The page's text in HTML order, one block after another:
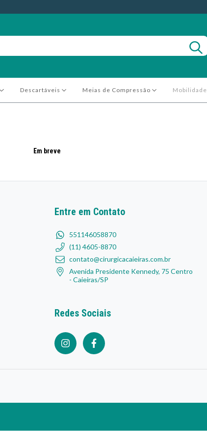
Descartáveis Meias de Compressão Mobilidade
Em breve
Entre em Contato
551146058870
(11) 4605-8870
contato@cirurgicacaieiras.com.br
Avenida Presidente Kennedy, 75 Centro
- Caieiras/SP
Redes Sociais